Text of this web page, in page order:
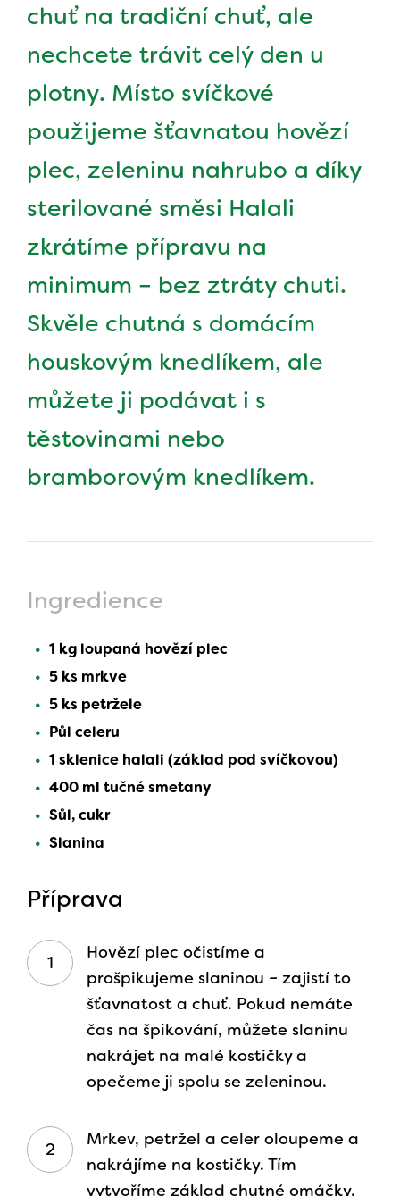
chuť na tradiční chuť, ale
nechcete trávit celý den u
plotny. Místo svíčkové
použijeme šťavnatou hovězí
plec, zeleninu nahrubo a díky
sterilované směsi Halali
zkrátíme přípravu na
minimum – bez ztráty chuti.
Skvěle chutná s domácím
houskovým knedlíkem, ale
můžete ji podávat i s
těstovinami nebo
bramborovým knedlíkem.
Ingredience
1 kg loupaná hovězí plec
5 ks mrkve
5 ks petržele
Půl celeru
1 sklenice halali (základ pod svíčkovou)
400 ml tučné smetany
Sůl, cukr
Slanina
Příprava
Hovězí plec očistíme a
prošpikujeme slaninou – zajistí to
šťavnatost a chuť. Pokud nemáte
čas na špikování, můžete slaninu
nakrájet na malé kostičky a
opečeme ji spolu se zeleninou.
Mrkev, petržel a celer oloupeme a
nakrájíme na kostičky. Tím
vytvoříme základ chutné omáčky.